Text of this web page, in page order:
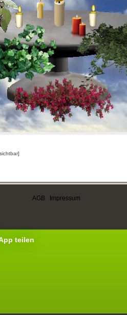
AGB Impressum
teilen